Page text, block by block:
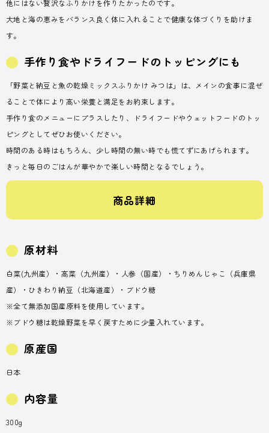
他にはない贅沢なふりかけを作りたかったのです。
大地と海の恵みをバランス良く体に入れることで健康な体づくりを助けま
す。
手作り食やドライフードのトッピングにも
「野菜と納豆と魚の乾燥ミックスふりかけ みつは」は、メインの食事に混ぜ
ることで体により高い栄養と満足をお約束します。
手作り食のメニューにプラスしたり、ドライフードやウェットフードのトッ
ピングとしてぜひお使いください。
時間のある時はもちろん、少し時間の無い時でも慌てずにあげられます。
きっと毎日のごはんが華やかで楽しい時間となるでしょう。
商品詳細
原材料
白菜(九州産）・高菜（九州産）・人参（国産）・ちりめんじゃこ（兵庫県
産）・ひきわり納豆（北海道産）・ブドウ糖
※全て無添加国産原料を使用しています。
※ブドウ糖は乾燥野菜を早く戻すために少量入れています。
原産国
日本
内容量
300g